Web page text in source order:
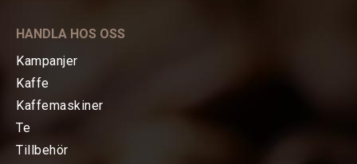
TE
KAFFEMASKINER
HANDLA HOS OSS
Kampanjer
Kaffe
Kaffemaskiner
Te
Tillbehör